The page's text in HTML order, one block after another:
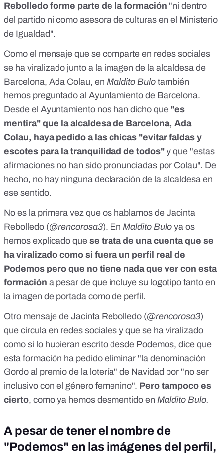
Rebolledo forme parte de la formación "ni dentro
del partido ni como asesora de culturas en el Ministerio
de Igualdad".
Como el mensaje que se comparte en redes sociales
se ha viralizado junto a la imagen de la alcaldesa de
Barcelona, Ada Colau, en Maldito Bulo también
hemos preguntado al Ayuntamiento de Barcelona.
Desde el Ayuntamiento nos han dicho que "es
mentira" que la alcaldesa de Barcelona, Ada
Colau, haya pedido a las chicas "evitar faldas y
escotes para la tranquilidad de todos" y que "estas
afirmaciones no han sido pronunciadas por Colau". De
hecho, no hay ninguna declaración de la alcaldesa en
ese sentido.
No es la primera vez que os hablamos de Jacinta
Rebolledo (@rencorosa3). En Maldito Bulo ya os
hemos explicado que se trata de una cuenta que se
ha viralizado como si fuera un perfil real de
Podemos pero que no tiene nada que ver con esta
formación a pesar de que incluye su logotipo tanto en
la imagen de portada como de perfil.
Otro mensaje de Jacinta Rebolledo (@rencorosa3)
que circula en redes sociales y que se ha viralizado
como si lo hubieran escrito desde Podemos, dice que
esta formación ha pedido eliminar "la denominación
Gordo al premio de la lotería" de Navidad por "no ser
inclusivo con el género femenino". Pero tampoco es
cierto, como ya hemos desmentido en Maldito Bulo.
A pesar de tener el nombre de
"Podemos" en las imágenes del perfil,